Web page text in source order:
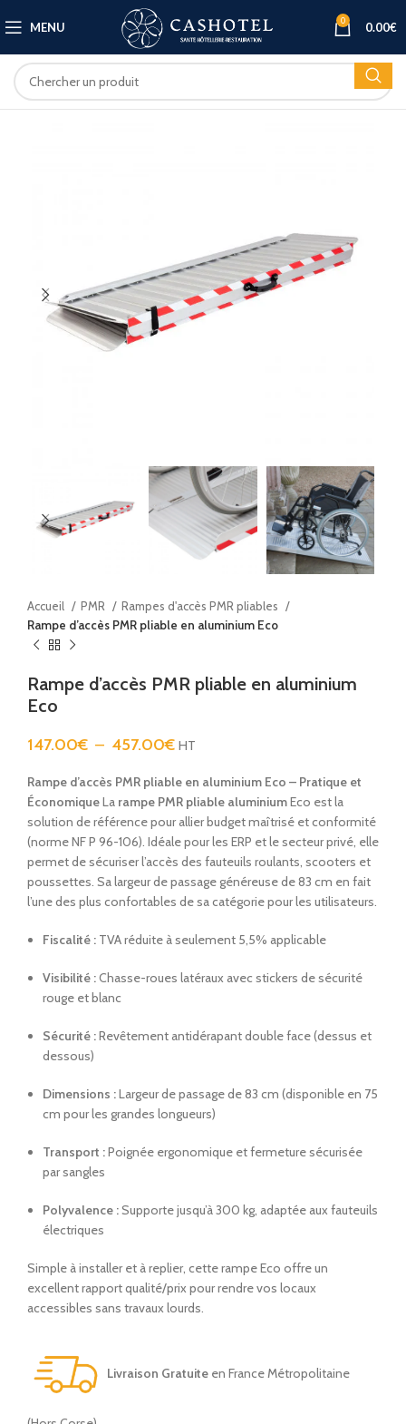
MENU 0 0.00€
Accueil PMR
Rampes d'accès PMR pliables
Rampe d’accès PMR pliable en aluminium Eco
Rampe d’accès PMR pliable en aluminium
Eco
147.00€ – 457.00€ HT
Rampe d’accès PMR pliable en aluminium Eco – Pratique et
ÉconomiqueLa rampe PMR pliable aluminiumEco est la
solution de référence pour allier budget maîtrisé et conformité
(norme NF P 96-106). Idéale pour les ERP et le secteur privé, elle
permet de sécuriser l’accès des fauteuils roulants, scooters et
poussettes. Sa largeur de passage généreuse de 83 cm en fait
l’une des plus confortables de sa catégorie pour les utilisateurs.
Fiscalité : TVA réduite à seulement 5,5% applicable
Visibilité :Chasse-roues latéraux avec stickers de sécurité
rouge et blanc
Sécurité :Revêtement antidérapant double face (dessus et
dessous)
Dimensions :Largeur de passage de 83 cm (disponible en 75
cm pour les grandes longueurs)
Transport :Poignée ergonomique et fermeture sécurisée
par sangles
Polyvalence :Supporte jusqu’à 300 kg, adaptée aux fauteuils
électriques
Simple à installer et à replier, cette rampe Eco offre un
excellent rapport qualité/prix pour rendre vos locaux
accessibles sans travaux lourds.
Livraison Gratuite en France Métropolitaine